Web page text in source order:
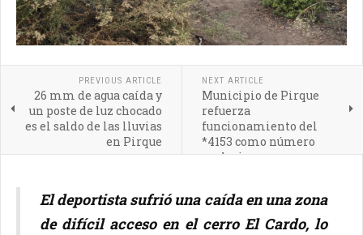
PREVIOUS ARTICLE
26 mm de agua caída y
un poste de luz chocado
es el saldo de las lluvias
en Pirque
NEXT ARTICLE
Municipio de Pirque
refuerza
funcionamiento del
*4153 como número
exclusivo para
El deportista sufrió una caída en una zona
de difícil acceso en el cerro El Cardo, lo